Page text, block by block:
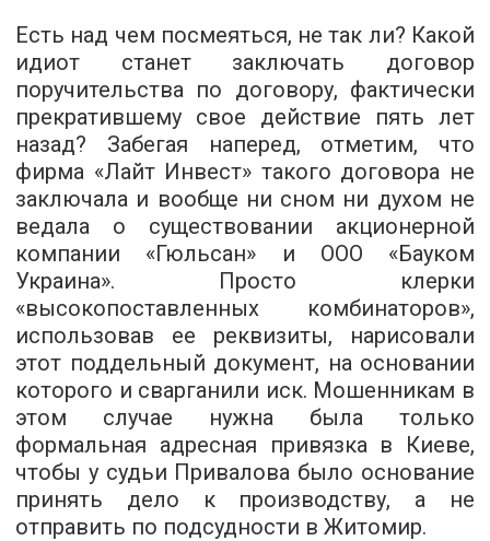
Есть над чем посмеяться, не так ли? Какой
идиот станет заключать договор
поручительства по договору, фактически
прекратившему свое действие пять лет
назад? Забегая наперед, отметим, что
фирма «Лайт Инвест» такого договора не
заключала и вообще ни сном ни духом не
ведала о существовании акционерной
компании «Гюльсан» и ООО «Бауком
Украина». Просто клерки
«высокопоставленных комбинаторов»,
использовав ее реквизиты, нарисовали
этот поддельный документ, на основании
которого и сварганили иск. Мошенникам в
этом случае нужна была только
формальная адресная привязка в Киеве,
чтобы у судьи Привалова было основание
принять дело к производству, а не
отправить по подсудности в Житомир.